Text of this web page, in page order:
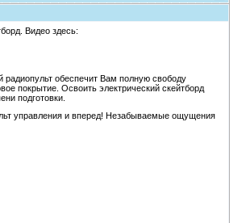
Видео здесь:
обеспечит Вам полную свободу
покрытие. Освоить электрический скейтборд
подготовки.
управления и вперед! Незабываемые ощущения